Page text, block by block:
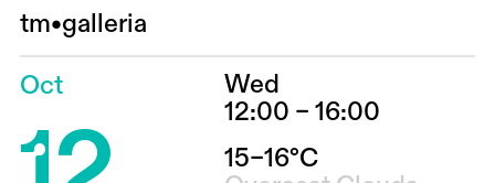
tm•galleria
Oct
Wed
12:00 – 16:00
15–16°C